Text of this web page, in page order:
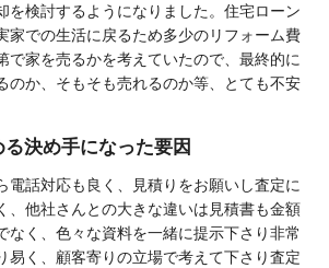
を検討するようになりました。住宅ローン
家での生活に戻るため多少のリフォーム費
で家を売るかを考えていたので、最終的に
のか、そもそも売れるのか等、とても不安
決め手になった要因
電話対応も良く、見積りをお願いし査定に
、他社さんとの大きな違いは見積書も金額
なく、色々な資料を一緒に提示下さり非常
易く、顧客寄りの立場で考えて下さり査定